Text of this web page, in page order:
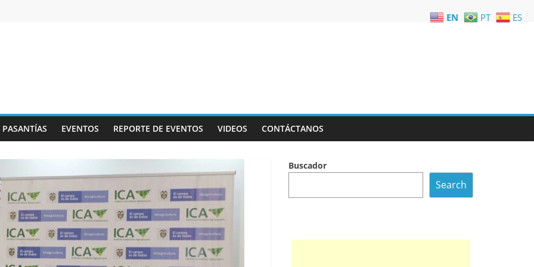
PASANTÍAS EVENTOS REPORTE DE EVENTOS VIDEOS CONTÁCTANOS
Buscador
Search
EN PT ES